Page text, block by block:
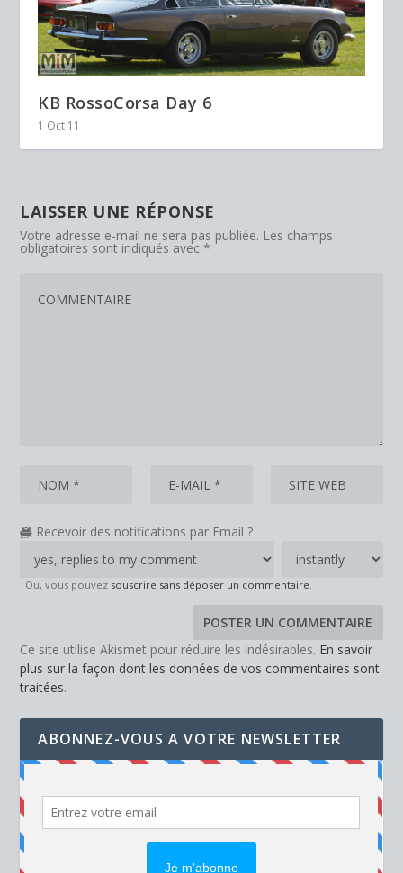
KB RossoCorsa Day 6
1 Oct 11
LAISSER UNE RÉPONSE
Votre adresse e-mail ne sera pas publiée. Les champs
obligatoires sont indiqués avec*
Recevoir des notifications par Email ?
Ou, vous pouvez souscrire sans déposer un commentaire
Ce site utilise Akismet pour réduire les indésirables. En savoir
plus sur la façon dont les données de vos commentaires sont
traitées.
ABONNEZ-VOUS A VOTRE NEWSLETTER